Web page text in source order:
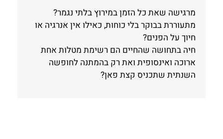
מרגישה שאת כל הזמן במירוץ בלתי נגמר?
מתעוררת בבוקר בלי כוחות, כאילו אין אנרגיה או
חיוך על הפנים?
חיה בתחושה שהחיים הם רשימת מטלות אחת
ארוכה ואינסופית ואת רק בהמתנה לחופשה
השנתית שתכניס קצת פאן?